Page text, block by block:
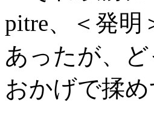
pitre、＜発明
あったが、
おかげで揉